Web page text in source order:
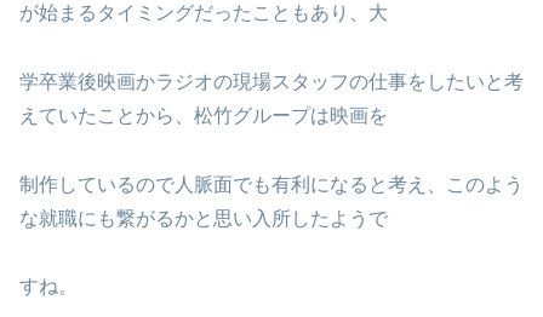
が始まるタイミングだったこともあり、大
学卒業後映画かラジオの現場スタッフの仕事をしたいと考
えていたことから、松竹グループは映画を
制作しているので人脈面でも有利になると考え、このよう
な就職にも繋がるかと思い入所したようで
すね。